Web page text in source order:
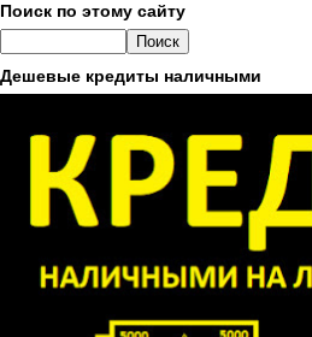
Поиск по этому сайту
Дешевые кредиты наличными